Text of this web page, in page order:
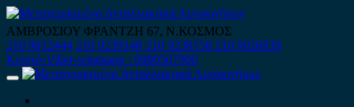
Skip
to
content
ΑΜΒΡΟΣΙΟΥ ΦΡΑΝΤΖΗ 67, Ν.ΚΟΣΜΟΣ
210 9012444 210 9239148 210 9238158 210 9026839
Κινητό-Viber-whatsapp : 6980507900
Primary